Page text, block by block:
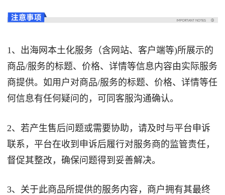
1、出海网本土化服务（含网站、客户端等)所展示的
商品/服务的标题、价格、详情等信息内容由实际服务
商提供。如用户对商品/服务的标题、价格、详情等任
何信息有任何疑问的，可同客服沟通确认。
2、若产生售后问题或需要协助，请及时与平台申诉
联系，平台在收到申诉后履行对服务商的监管责任，
督促其整改，确保问题得到妥善解决。
3、关于此商品所提供的服务内容，商户拥有其最终